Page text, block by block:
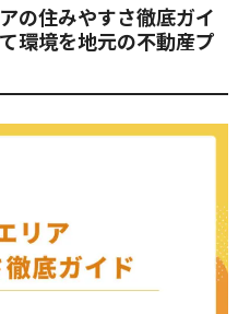
の住みやすさ徹底ガイ
環境を地元の不動産プ